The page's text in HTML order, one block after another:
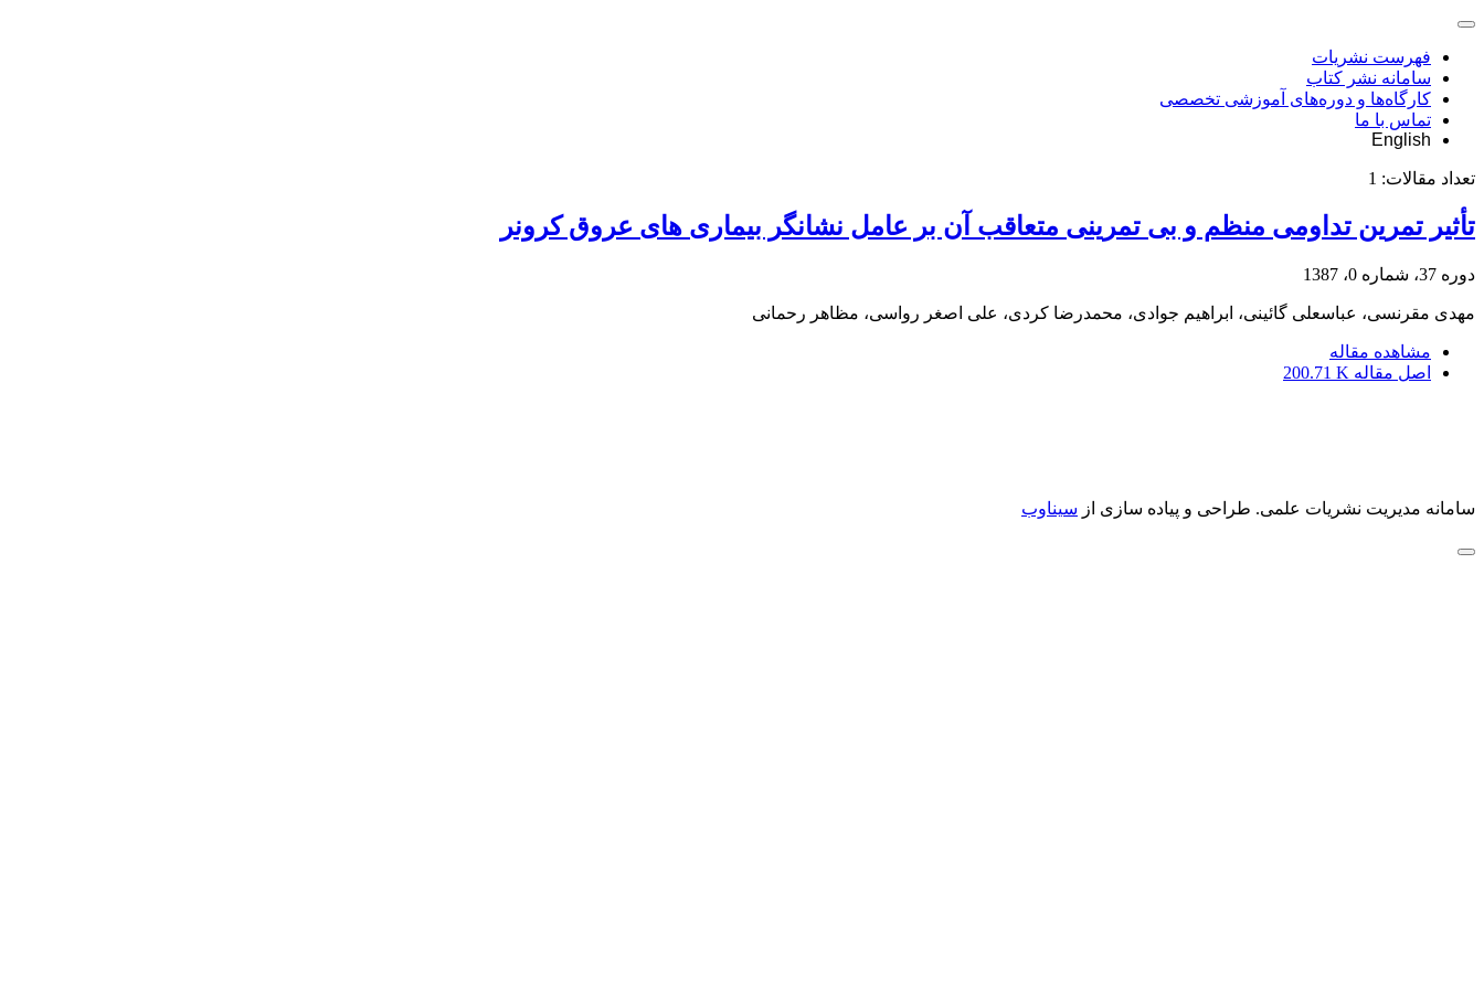
فهرست نشریات
سامانه نشر کتاب
کارگاه‌ها و دوره‌های آموزشی تخصصی
تماس با ما
English
تعداد مقالات: 1
تأثیر تمرین تداومی منظم و بی تمرینی متعاقب آن بر عامل نشانگر بیماری های عروق کرونر
دوره 37، شماره 0، 1387
مهدی مقرنسی، عباسعلی گائینی، ابراهیم جوادی، محمدرضا کردی، علی اصغر رواسی، مظاهر رحمانی
مشاهده مقاله
اصل مقاله 200.71 K
سامانه مدیریت نشریات علمی. طراحی و پیاده سازی از سیناوب